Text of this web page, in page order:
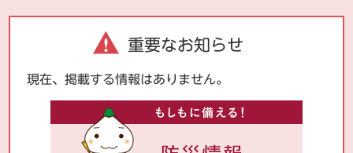
重要なお知らせ
現在、掲載する情報はありません。